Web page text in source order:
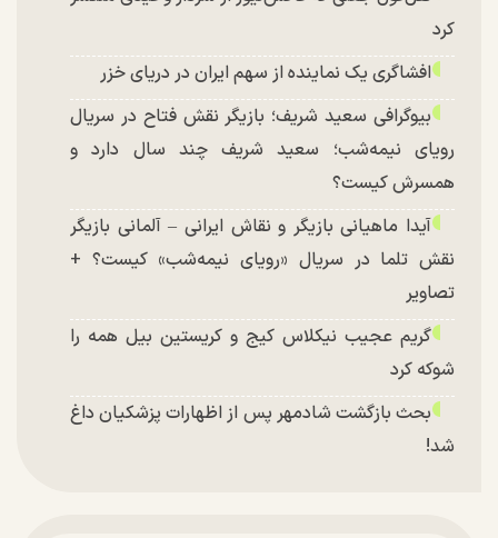
کرد
افشاگری یک نماینده از سهم ایران در دریای خزر
بیوگرافی سعید شریف؛ بازیگر نقش فتاح در سریال
رویای نیمه‌شب؛ سعید شریف چند سال دارد و
همسرش کیست؟
آیدا ماهیانی بازیگر و نقاش ایرانی – آلمانی بازیگر
نقش تلما در سریال «رویای نیمه‌شب» کیست؟ +
تصاویر
گریم عجیب نیکلاس کیج و کریستین بیل همه را
شوکه کرد
بحث بازگشت شادمهر پس از اظهارات پزشکیان داغ
شد!